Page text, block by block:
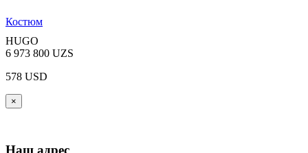
Костюм
HUGO
6 973 800 UZS
578 USD
×
Наш адрес